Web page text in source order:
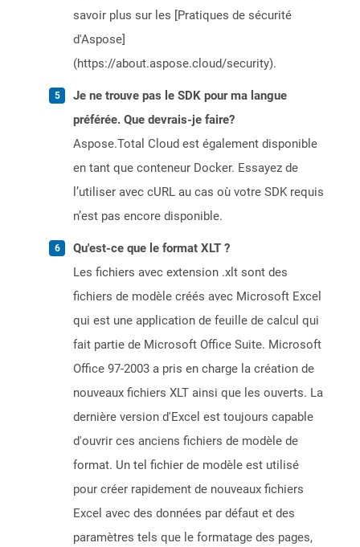
savoir plus sur les [Pratiques de sécurité
d'Aspose]
(https://about.aspose.cloud/security).
Je ne trouve pas le SDK pour ma langue
préférée. Que devrais-je faire?
Aspose.Total Cloud est également disponible
en tant que conteneur Docker. Essayez de
l’utiliser avec cURL au cas où votre SDK requis
n’est pas encore disponible.
Qu'est-ce que le format XLT ?
Les fichiers avec extension .xlt sont des
fichiers de modèle créés avec Microsoft Excel
qui est une application de feuille de calcul qui
fait partie de Microsoft Office Suite. Microsoft
Office 97-2003 a pris en charge la création de
nouveaux fichiers XLT ainsi que les ouverts. La
dernière version d'Excel est toujours capable
d'ouvrir ces anciens fichiers de modèle de
format. Un tel fichier de modèle est utilisé
pour créer rapidement de nouveaux fichiers
Excel avec des données par défaut et des
paramètres tels que le formatage des pages,